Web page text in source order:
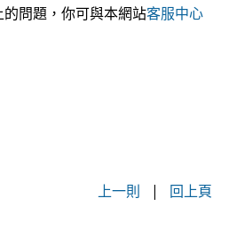
問題，你可與本網站客服中心
上一則 | 回上頁